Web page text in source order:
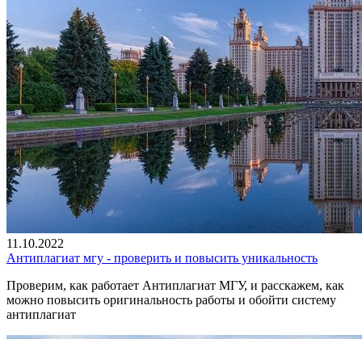
11.10.2022
Антиплагиат мгу - проверить и повысить уникальность
Проверим, как работает Антиплагиат МГУ, и расскажем, как
можно повысить оригинальность работы и обойти систему
антиплагиат